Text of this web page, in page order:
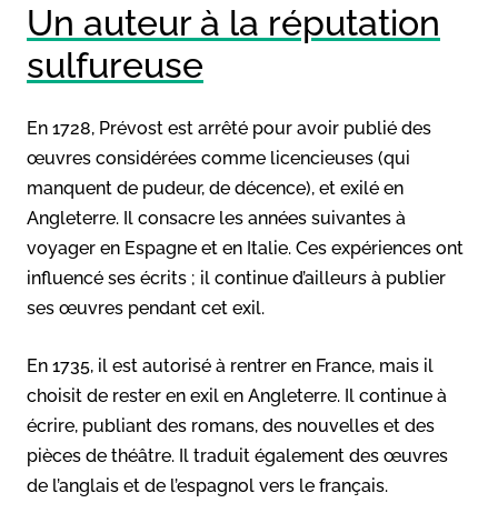
Un auteur à la réputation
sulfureuse
En 1728, Prévost est arrêté pour avoir publié des
œuvres considérées comme licencieuses (qui
manquent de pudeur, de décence), et exilé en
Angleterre. Il consacre les années suivantes à
voyager en Espagne et en Italie. Ces expériences ont
influencé ses écrits ; il continue d’ailleurs à publier
ses œuvres pendant cet exil.
En 1735, il est autorisé à rentrer en France, mais il
choisit de rester en exil en Angleterre. Il continue à
écrire, publiant des romans, des nouvelles et des
pièces de théâtre. Il traduit également des œuvres
de l’anglais et de l’espagnol vers le français.